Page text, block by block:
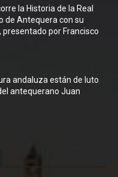
la Historia de la Real
de Antequera con su
presentado por Francisco
andaluza están de luto
antequerano Juan